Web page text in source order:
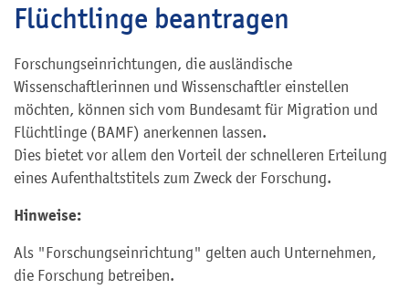
Flüchtlinge beantragen
Forschungseinrichtungen, die ausländische
Wissenschaftlerinnen und Wissenschaftler einstellen
möchten, können sich vom Bundesamt für Migration und
Flüchtlinge (BAMF) anerkennen lassen.
Dies bietet vor allem den Vorteil der schnelleren Erteilung
eines Aufenthaltstitels zum Zweck der Forschung.
Hinweise:
Als "Forschungseinrichtung" gelten auch Unternehmen,
die Forschung betreiben.